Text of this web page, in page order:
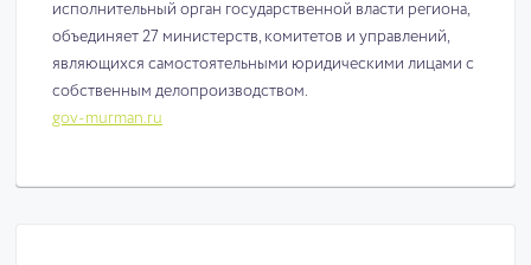
исполнительный орган государственной власти региона,
объединяет 27 министерств, комитетов и управлений,
являющихся самостоятельными юридическими лицами с
собственным делопроизводством.
gov-murman.ru